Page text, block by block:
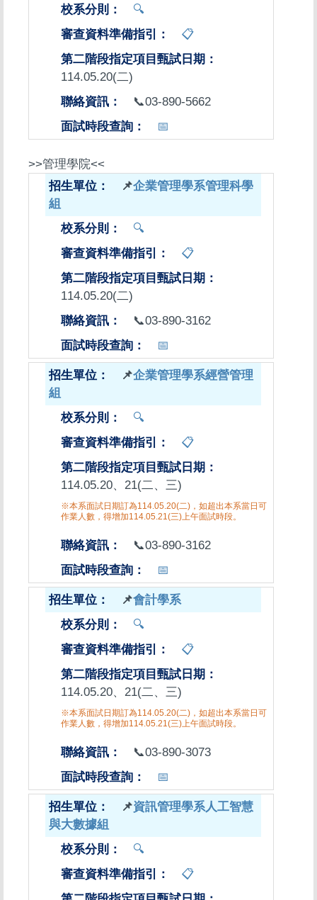
🔍
📋
114.05.20(二)
📞03-890-5662
📅
>>管理學院<<
📌企業管理學系管理科學
組
🔍
📋
114.05.20(二)
📞03-890-3162
📅
📌企業管理學系經營管理
組
🔍
📋
114.05.20、21(二、三)
※本系面試日期訂為114.05.20(二)，如超出本系當日可
作業人數，得增加114.05.21(三)上午面試時段。
📞03-890-3162
📅
📌會計學系
🔍
📋
114.05.20、21(二、三)
※本系面試日期訂為114.05.20(二)，如超出本系當日可
作業人數，得增加114.05.21(三)上午面試時段。
📞03-890-3073
📅
📌資訊管理學系人工智慧
與大數據組
🔍
📋